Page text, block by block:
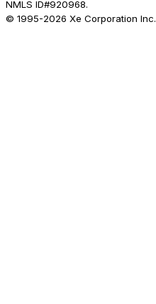
NMLS ID#920968.
© 1995-2026 Xe Corporation Inc.